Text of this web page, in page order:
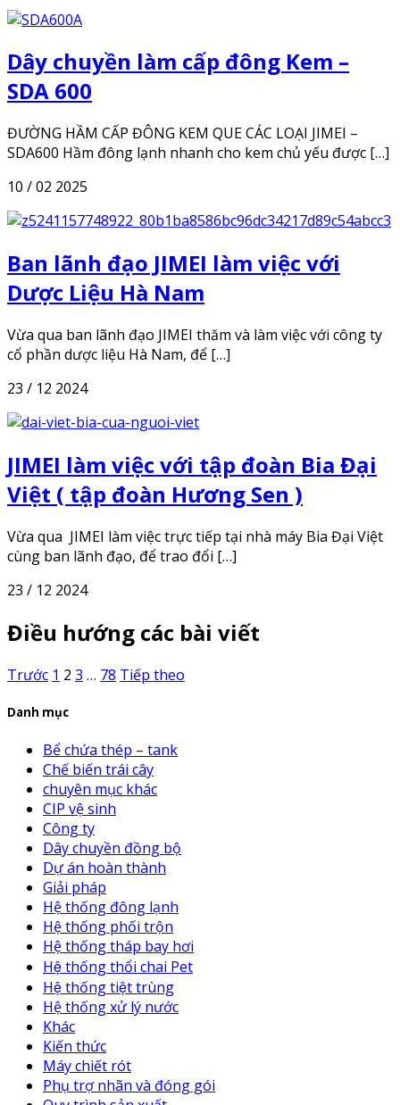
Dây chuyền làm cấp đông Kem –
SDA 600
ĐƯỜNG HẦM CẤP ĐÔNG KEM QUE CÁC LOẠI JIMEI –
SDA600 Hầm đông lạnh nhanh cho kem chủ yếu được […]
10 / 02 2025
Ban lãnh đạo JIMEI làm việc với
Dược Liệu Hà Nam
Vừa qua ban lãnh đạo JIMEI thăm và làm việc với công ty
cổ phần dược liệu Hà Nam, để […]
23 / 12 2024
JIMEI làm việc với tập đoàn Bia Đại
Việt ( tập đoàn Hương Sen )
Vừa qua JIMEI làm việc trực tiếp tại nhà máy Bia Đại Việt
cùng ban lãnh đạo, để trao đổi […]
23 / 12 2024
Điều hướng các bài viết
Trước 1 2 3 … 78 Tiếp theo
Danh mục
Bể chứa thép – tank
Chế biến trái cây
chuyên mục khác
CIP vệ sinh
Công ty
Dây chuyền đồng bộ
Dự án hoàn thành
Giải pháp
Hệ thống đông lạnh
Hệ thống phối trộn
Hệ thống tháp bay hơi
Hệ thống thổi chai Pet
Hệ thống tiệt trùng
Hệ thống xử lý nước
Khác
Kiến thức
Máy chiết rót
Phụ trợ nhãn và đóng gói